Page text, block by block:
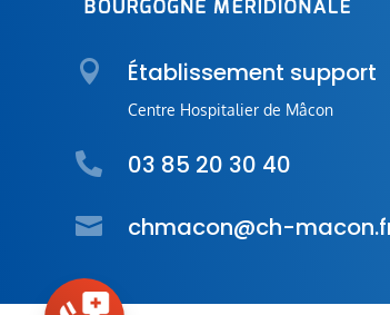
 Établissement support
Centre Hospitalier de Mâcon
 03 85 20 30 40
 chmacon@ch-